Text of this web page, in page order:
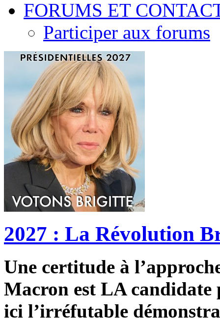
FORUMS ET
Participer aux forums
2027 : La Révolution
Une certitude à
Macron est LA candidate
ici l’irréfutable